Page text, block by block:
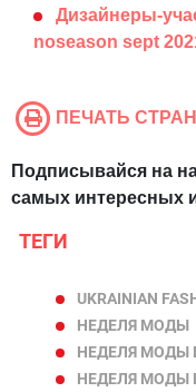
Дизайнеры-
noseason sept
ПЕЧАТЬ
Подписывайся на
самых интересных
ТЕГИ
UKRAINIAN
НЕДЕЛЯ МОДЫ
НЕДЕЛЯ МОДЫ
НЕДЕЛЯ МОДЫ